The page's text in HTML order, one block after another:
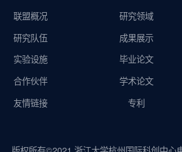
联盟概况
研究队伍
实验设施
合作伙伴
友情链接
研究领域
成果展示
毕业论文
学术论文
专利